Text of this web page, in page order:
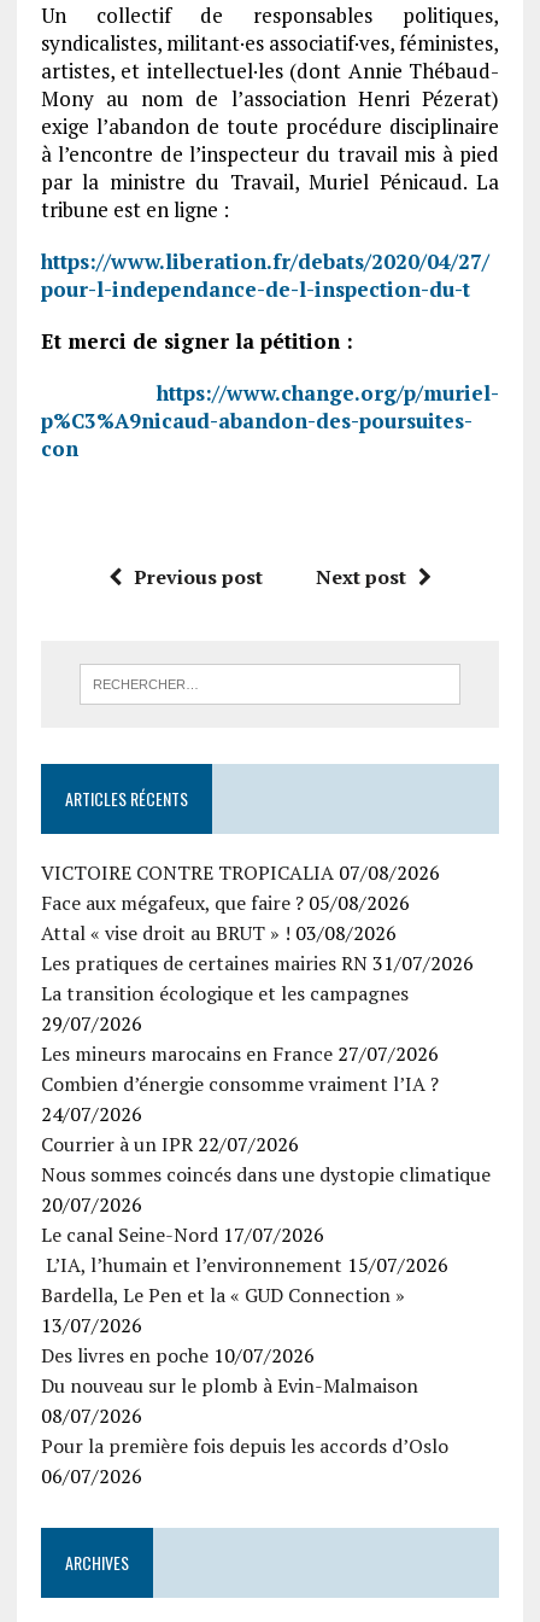
Un collectif de responsables politiques,
syndicalistes, militant·es associatif·ves, féministes,
artistes, et intellectuel·les (dont Annie Thébaud-
Mony au nom de l’association Henri Pézerat)
exige l’abandon de toute procédure disciplinaire
à l’encontre de l’inspecteur du travail mis à pied
par la ministre du Travail, Muriel Pénicaud. La
tribune est en ligne :
https://www.liberation.fr/debats/2020/04/27/
pour-l-independance-de-l-inspection-du-t
Et merci de signer la pétition :
https://www.change.org/p/muriel-
p%C3%A9nicaud-abandon-des-poursuites-
con
Previous post Next post
ARTICLES RÉCENTS
VICTOIRE CONTRE TROPICALIA 07/08/2026
Face aux mégafeux, que faire ? 05/08/2026
Attal « vise droit au BRUT » ! 03/08/2026
Les pratiques de certaines mairies RN 31/07/2026
La transition écologique et les campagnes
29/07/2026
Les mineurs marocains en France 27/07/2026
Combien d’énergie consomme vraiment l’IA ?
24/07/2026
Courrier à un IPR 22/07/2026
Nous sommes coincés dans une dystopie climatique
20/07/2026
Le canal Seine-Nord 17/07/2026
L’IA, l’humain et l’environnement 15/07/2026
Bardella, Le Pen et la « GUD Connection »
13/07/2026
Des livres en poche 10/07/2026
Du nouveau sur le plomb à Evin-Malmaison
08/07/2026
Pour la première fois depuis les accords d’Oslo
06/07/2026
ARCHIVES